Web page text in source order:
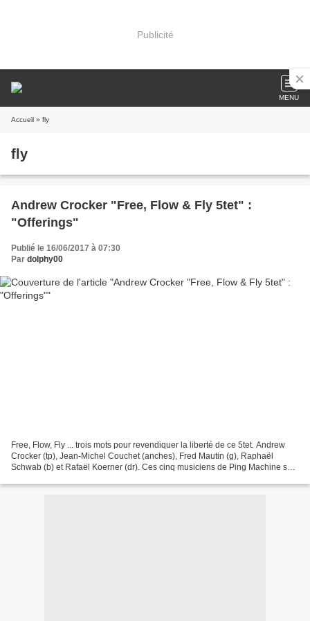
Publicité
MENU
Accueil » fly
fly
Andrew Crocker "Free, Flow & Fly 5tet" :
"Offerings"
Publié le 16/06/2017 à 07:30
Par dolphy00
Free, Flow, Fly ... trois mots pour revendiquer la liberté de ce 5tet. Andrew
Crocker (tp), Jean-Michel Couchet (anches), Fred Mautin (g), Raphaël
Schwab (b) et Rafaël Koerner (dr). Ces cinq musiciens de Ping Machine se